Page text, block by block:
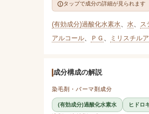
タップで成分の詳細が見られます
(有効成分)過酸化水素水、 水、 ス
アルコール、 ＰＧ 、 ミリスチル
成分構成の解説
染毛剤・パーマ剤成分
(有効成分)過酸化水素水
ヒドロ